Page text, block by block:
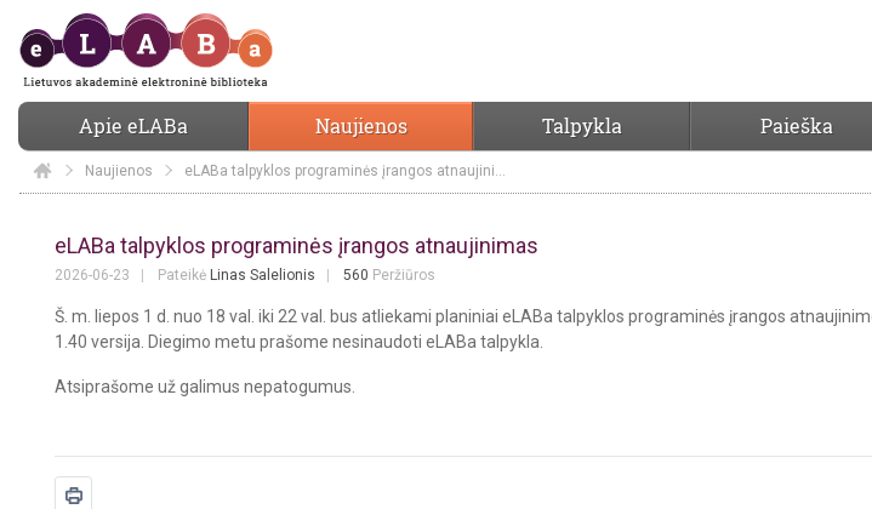
Apie eLABa Naujienos Talpykla Paieška
Elaba
Naujienos eLABa talpyklos programinės įrangos atnaujinimas
eLABa talpyklos programinės įrangos atnaujinimas
2026-06-23 Pateikė Linas Salelionis 560 Peržiūros
Š. m. liepos 1 d. nuo 18 val. iki 22 val. bus atliekami planiniai eLABa talpyklos programinės įrangos
1.40 versija. Diegimo metu prašome nesinaudoti eLABa talpykla.
Atsiprašome už galimus nepatogumus.